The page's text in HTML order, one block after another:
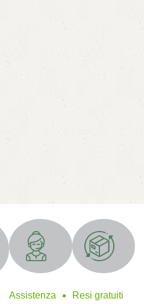
Supporto 24/7
Assistenza
Resi gratuiti
Resi gratuiti